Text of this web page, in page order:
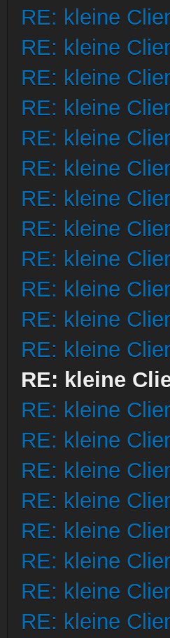
RE: kleine
RE: kleine
RE: kleine
RE: kleine
RE: kleine
RE: kleine
RE: kleine
RE: kleine
RE: kleine
RE: kleine
RE: kleine
RE: kleine
RE: kleine
RE: kleine
RE: kleine
RE: kleine
RE: kleine
RE: kleine
RE: kleine
RE: kleine
RE: kleine